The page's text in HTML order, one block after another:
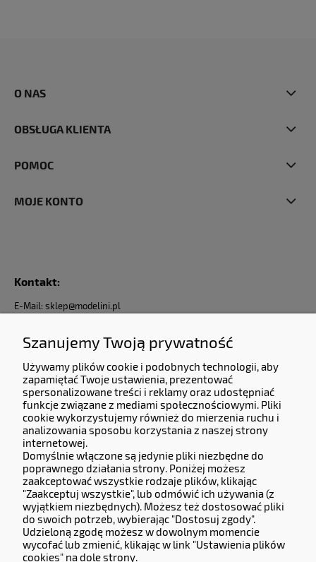
O NAS
OBSŁUGA KLIENTA
POMOC
MOJE KONTO
Kontakt:
E-Mail: sklep@modelini.pl
Dane Firmy:
KERMITCLOUDS LTD
13 High Birch Court 79 Park Road,
New Barnet, Barnet, England, EN4 9QG
Company number 14133071.
Adres do zwrotów i reklamacji:
Częstochowska 77, 62-800 Kalisz.
Operator Płatności
Szanujemy Twoją prywatność
Używamy plików cookie i podobnych technologii, aby
zapamiętać Twoje ustawienia, prezentować
spersonalizowane treści i reklamy oraz udostępniać
funkcje związane z mediami społecznościowymi. Pliki
cookie wykorzystujemy również do mierzenia ruchu i
analizowania sposobu korzystania z naszej strony
internetowej.
Domyślnie włączone są jedynie pliki niezbędne do
poprawnego działania strony. Poniżej możesz
zaakceptować wszystkie rodzaje plików, klikając
"Zaakceptuj wszystkie", lub odmówić ich używania (z
wyjątkiem niezbędnych). Możesz też dostosować pliki
do swoich potrzeb, wybierając "Dostosuj zgody".
Udzieloną zgodę możesz w dowolnym momencie
wycofać lub zmienić, klikając w link "Ustawienia plików
cookies" na dole strony.